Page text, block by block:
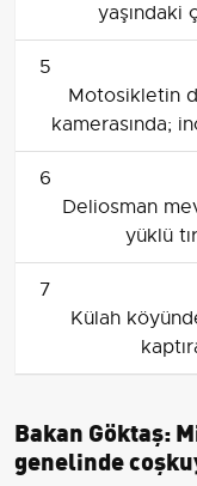
yaşındaki
5
Motosikletin
kamerasında;
6
Deliosman
yüklü
7
Külah
Bakan Göktaş:
genelinde